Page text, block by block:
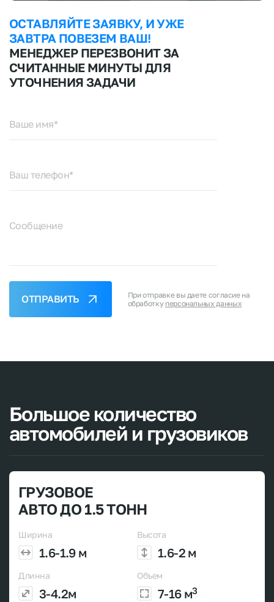
ОСТАВЛЯЙТЕ ЗАЯВКУ, И УЖЕ
ЗАВТРА ПОВЕЗЕМ ВАШ!
МЕНЕДЖЕР ПЕРЕЗВОНИТ ЗА
СЧИТАННЫЕ МИНУТЫ ДЛЯ
УТОЧНЕНИЯ ЗАДАЧИ
Ваше имя*
Ваш телефон*
Сообщение
ОТПРАВИТЬ
При отправке вы даете согласие на
обработку персональных данных
Большое количество
автомобилей и грузовиков
ГРУЗОВОЕ
АВТО ДО 1.5 ТОНН
Ширина
1.6-1.9 м
Высота
1.6-2 м
Длинна
3-4.2м
Объем
7-16 м3